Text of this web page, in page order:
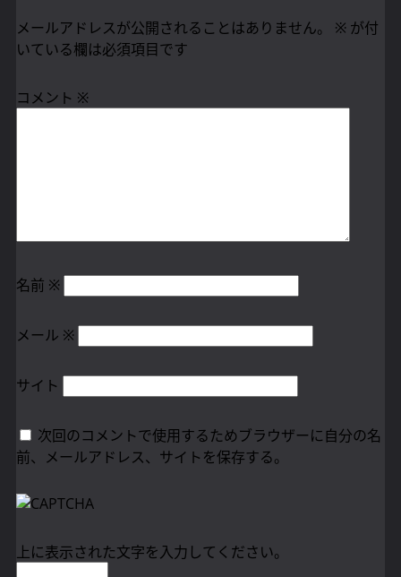
ー
ョ
メールアドレスが公開されることはありません。 ※ が付
いている欄は必須項目です
コメント ※
名前 ※
メール ※
サイト
次回のコメントで使用するためブラウザーに自分の名
前、メールアドレス、サイトを保存する。
上に表示された文字を入力してください。